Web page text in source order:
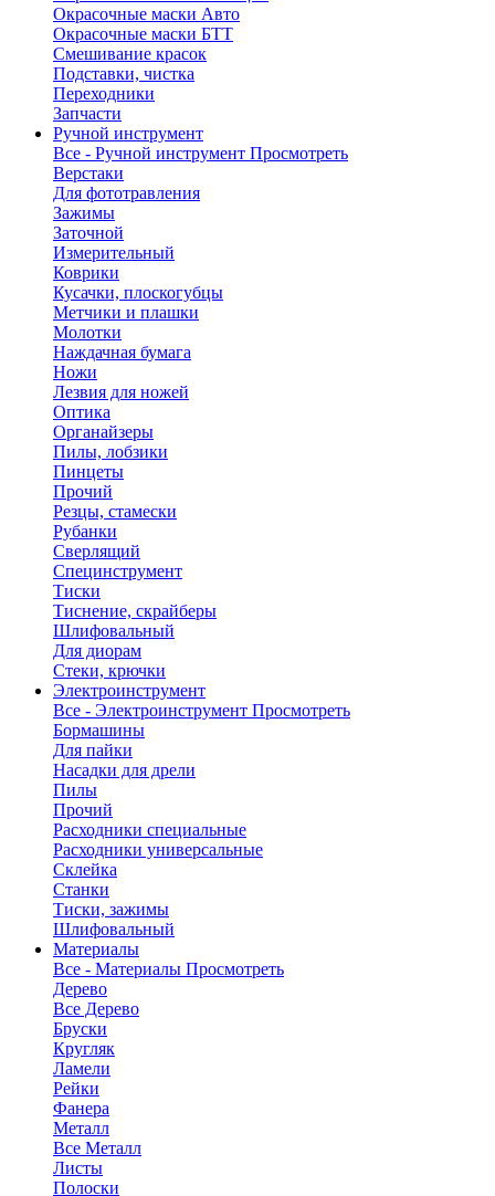
Окрасочные маски Авто
Окрасочные маски БТТ
Смешивание красок
Подставки, чистка
Переходники
Запчасти
Ручной инструмент
Все - Ручной инструмент Просмотреть
Верстаки
Для фототравления
Зажимы
Заточной
Измерительный
Коврики
Кусачки, плоскогубцы
Метчики и плашки
Молотки
Наждачная бумага
Ножи
Лезвия для ножей
Оптика
Органайзеры
Пилы, лобзики
Пинцеты
Прочий
Резцы, стамески
Рубанки
Сверлящий
Специнструмент
Тиски
Тиснение, скрайберы
Шлифовальный
Для диорам
Стеки, крючки
Электроинструмент
Все - Электроинструмент Просмотреть
Бормашины
Для пайки
Насадки для дрели
Пилы
Прочий
Расходники специальные
Расходники универсальные
Склейка
Станки
Тиски, зажимы
Шлифовальный
Материалы
Все - Материалы Просмотреть
Дерево
Все Дерево
Бруски
Кругляк
Ламели
Рейки
Фанера
Металл
Все Металл
Листы
Полоски